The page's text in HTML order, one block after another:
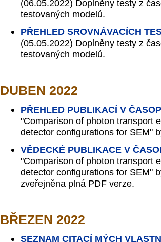
(06.05.2022) Doplněny testy z
testovaných modelů.
PŘEHLED SROVNÁVACÍCH
(05.05.2022) Doplněny testy z
testovaných modelů.
DUBEN 2022
PŘEHLED PUBLIKACÍ V
"Comparison of photon transport
detector configurations for SEM"
VĚDECKÉ PUBLIKACE V
"Comparison of photon transport
detector configurations for SEM"
zveřejněna plná PDF verze.
BŘEZEN 2022
SEZNAM CITACÍ MÝCH